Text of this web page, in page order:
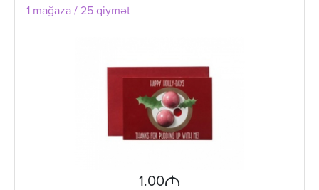
1 mağaza / 25 qiymət
1.00M